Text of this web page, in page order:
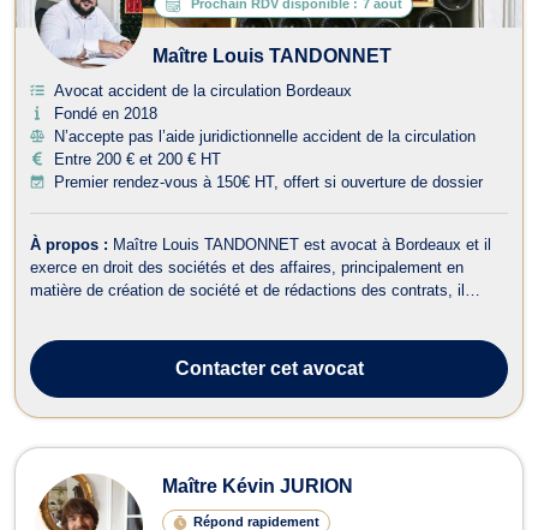
Prochain RDV disponible : 7 août
Maître Louis TANDONNET
Avocat accident de la circulation Bordeaux
Fondé en 2018
N’accepte pas l’aide juridictionnelle accident de la circulation
Entre 200 € et 200 € HT
Premier rendez-vous à 150€ HT, offert si ouverture de dossier
À propos : Maître Louis TANDONNET est avocat à Bordeaux et il
exerce en droit des sociétés et des affaires, principalement en
matière de création de société et de rédactions des contrats, il
TANDONNET v...
Contactercet avocat
Maître Kévin JURION
Répond rapidement